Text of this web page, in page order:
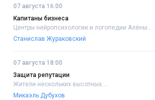
07 августа 16:00
Капитаны бизнеса
Центры нейропсихологии и логопедии Алёны....
Станислав Жураковский
07 августа 18:00
Защита репутации
Жители нескольких высотных....
Микаэль Дубухов